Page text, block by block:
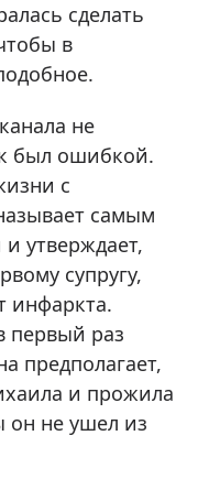
сделать
в
не
был ошибкой.
с
самым
утверждает,
супругу,
инфаркта.
первый раз
предполагает,
и прожила
он не ушел из